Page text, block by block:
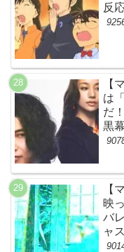
反
【
は
だ
黒
本
【
映
バ
ャ